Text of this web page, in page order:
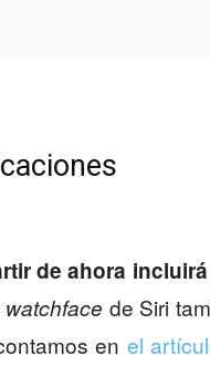
de ahora
watchface de Siri
en el